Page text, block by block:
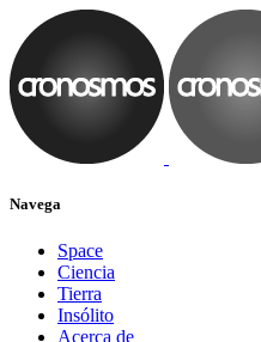
Navega
Space
Ciencia
Tierra
Insólito
Acerca de